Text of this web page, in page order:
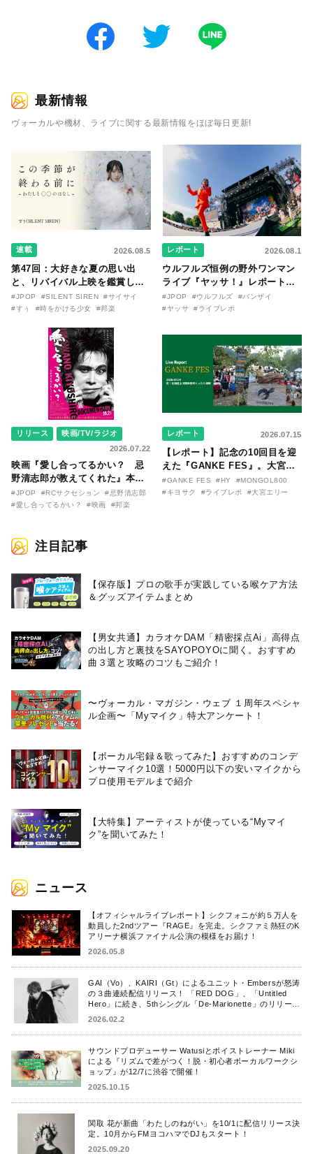
最新情報
ヴォーカルや機材、ライブに関する最新情報をほぼ毎日更新!
連載 2026.08.5
第47回：大好きな夏の思い出
と、リバイバル上映を鑑賞した
『時をかける少女』のおはなし
〜SILENT SIREN・すぅ『この
〇のはなし〜』
#JPOP #SILENT SIREN
#サイサイ
#すぅ
#時をかける少女 #邦楽
レポート 2026.08.1
ウルフルズ恒例の野外ワンマン
ライブ『ヤッサ！』レポート！
リリースから30年を迎えたアル
バム『バンザイ』完全再現に、
た日。
#JPOP #ウルフルズ
#バンザイ
#ヤッサ
#ライブレポ
リリース
映画/TV/ラジオ
2026.07.22
映画『愛し合ってるかい？ 忌
野清志郎が教えてくれた』本予
告映像とキービジュアルがつい
に解禁！ キヨシロー関連商品も
#JPOP #RCサクセション
#忌野清志郎
#愛し合ってるかい？
#映画 #邦楽
レポート 2026.07.15
【レポート】記念の10回目を迎
えた『GANKE FES』。大宮エ
リー作『アイヌの神々の崖』を
前に、キヨサク
#GANKE FES #HY
#MONGOL800
#キヨサク
#ライブレポ #大宮エリー
注目記事
【保存版】プロの歌手が実践している喉ケア⽅法
＆グッズアイテムまとめ
【男女共通】カラオケDAM「精密採点Ai」高得点
の出し方と裏技をSAYOPOYOに聞く。おすすめ
曲３選と攻略のコツもご紹介！
〜ヴォーカル・マガジン・ウェブ １周年スペシャ
ル企画〜「Myマイク」特大アンケート！
【ボーカル宅録＆歌ってみた】おすすめのコンデ
ンサーマイク10選！5000円以下の安いマイクから
プロ使用モデルまで紹介
【大特集】アーティストが使っている“Myマイ
ク”を聞いてみた！
ニュース
【オフィシャルライブレポート】シクフォニが約５万人を
動員した2ndツアー『RAGE』を完走。シクファミ熱狂のK
アリーナ横浜ファイナル公演の模様をお届け！
2026.05.8
GAI（Vo）、KAIRI（Gt）によるユニット・Embersが怒涛
の３曲連続配信リリース！ 「RED DOG」、「Untitled
Hero」に続き、5thシングル「De-Marionette」のリリース
2026.02.2
サウンドプロデューサー Watusiとボイストレーナー Miki
による『リズムで差がつく！脱・初心者ボーカルワークシ
ョップ』が12/7に渋谷で開催！
2025.10.15
関取 花が新曲「わたしのねがい」を10/1に配信リリース決
定。10月からFMヨコハマでDJもスタート！
2025.09.20